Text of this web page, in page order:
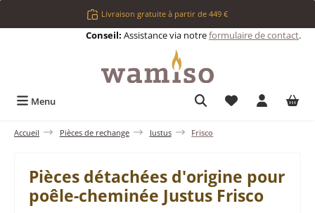
Passer au contenu principalLivraison gratuite à partir de 449 €
Conseil: Assistance via notreformulaire de contact.
Menu Vous avez 0
Accueil Pièces de rechange Justus Frisco
Pièces détachées d'origine pour
poêle-cheminée Justus Frisco